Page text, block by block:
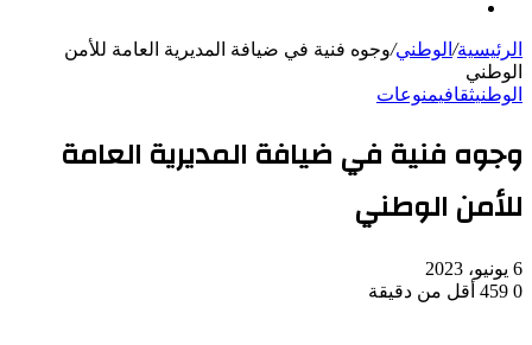
الرئيسية/ الوطني/وجوه فنية في ضيافة المديرية العامة للأمن
الوطني
الوطنيثقافيمنوعات
وجوه فنية في ضيافة المديرية العامة
للأمن الوطني
6 يونيو، 2023
0
أقل من دقيقة